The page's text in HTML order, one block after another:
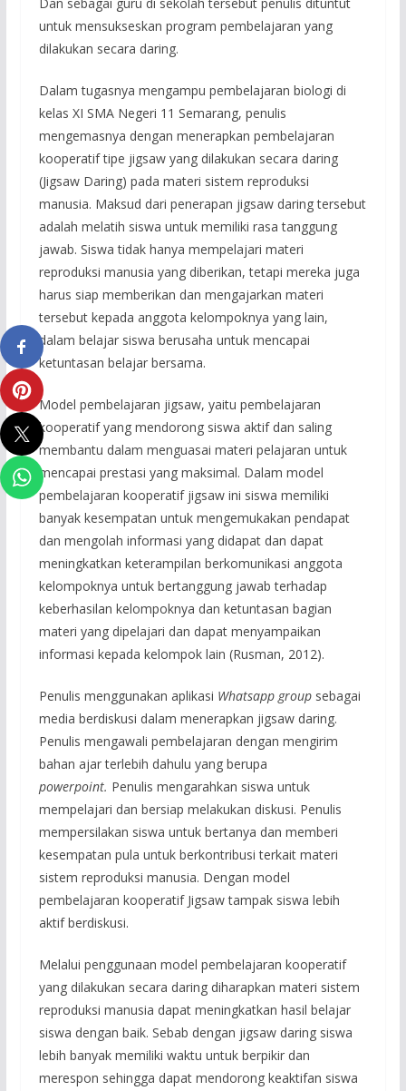
untuk mensukseskan program pembelajaran yang
dilakukan secara daring.
Dalam tugasnya mengampu pembelajaran biologi di
kelas XI SMA Negeri 11 Semarang, penulis
mengemasnya dengan menerapkan pembelajaran
kooperatif tipe jigsaw yang dilakukan secara daring
(Jigsaw Daring) pada materi sistem reproduksi
manusia. Maksud dari penerapan jigsaw daring tersebut
adalah melatih siswa untuk memiliki rasa tanggung
jawab. Siswa tidak hanya mempelajari materi
reproduksi manusia yang diberikan, tetapi mereka juga
harus siap memberikan dan mengajarkan materi
tersebut kepada anggota kelompoknya yang lain,
dalam belajar siswa berusaha untuk mencapai
ketuntasan belajar bersama.
Model pembelajaran jigsaw, yaitu pembelajaran
kooperatif yang mendorong siswa aktif dan saling
membantu dalam menguasai materi pelajaran untuk
mencapai prestasi yang maksimal. Dalam model
pembelajaran kooperatif jigsaw ini siswa memiliki
banyak kesempatan untuk mengemukakan pendapat
dan mengolah informasi yang didapat dan dapat
meningkatkan keterampilan berkomunikasi anggota
kelompoknya untuk bertanggung jawab terhadap
keberhasilan kelompoknya dan ketuntasan bagian
materi yang dipelajari dan dapat menyampaikan
informasi kepada kelompok lain (Rusman, 2012).
Penulis menggunakan aplikasi Whatsapp groupsebagai
media berdiskusi dalam menerapkan jigsaw daring.
Penulis mengawali pembelajaran dengan mengirim
bahan ajar terlebih dahulu yang berupa
powerpoint. Penulis mengarahkan siswa untuk
mempelajari dan bersiap melakukan diskusi. Penulis
mempersilakan siswa untuk bertanya dan memberi
kesempatan pula untuk berkontribusi terkait materi
sistem reproduksi manusia. Dengan model
pembelajaran kooperatif Jigsaw tampak siswa lebih
aktif berdiskusi.
Melalui penggunaan model pembelajaran kooperatif
yang dilakukan secara daring diharapkan materi sistem
reproduksi manusia dapat meningkatkan hasil belajar
siswa dengan baik. Sebab dengan jigsaw daring siswa
lebih banyak memiliki waktu untuk berpikir dan
merespon sehingga dapat mendorong keaktifan siswa